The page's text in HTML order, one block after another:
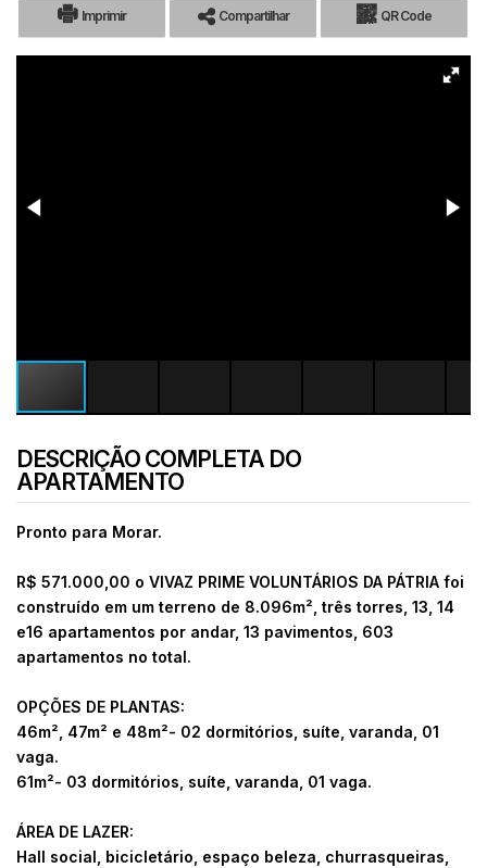
Imprimir Compartilhar QR Code
DESCRIÇÃO COMPLETA DO
APARTAMENTO
Pronto para Morar.
R$ 571.000,00 o VIVAZ PRIME VOLUNTÁRIOS DA PÁTRIA foi
construído em um terreno de 8.096m², três torres, 13, 14
e16 apartamentos por andar, 13 pavimentos, 603
apartamentos no total.
OPÇÕES DE PLANTAS:
46m², 47m² e 48m²- 02 dormitórios, suíte, varanda, 01
vaga.
61m²- 03 dormitórios, suíte, varanda, 01 vaga.
ÁREA DE LAZER:
Hall social, bicicletário, espaço beleza, churrasqueiras,